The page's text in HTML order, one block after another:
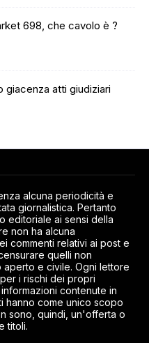
698, che cavolo è ?
giacenza atti giudiziari
alcuna periodicità e
giornalistica. Pertanto
editoriale ai sensi della
non ha alcuna
commenti relativi ai post e
quelli non
e civile. Ogni lettore
i rischi dei propri
contenute in
hanno come unico scopo
sono, quindi, un'offerta o
titoli.